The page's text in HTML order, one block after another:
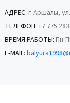
АДРЕС: г. Аршалы,
ТЕЛЕФОН: +7 775
ВРЕМЯ РАБОТЫ: Пн-
E-MAIL: